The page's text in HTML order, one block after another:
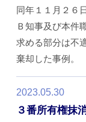
同年１１月２６
Ｂ知事及び本件
求める部分は不
棄却した事例。
2023.05.30
３番所有権抹